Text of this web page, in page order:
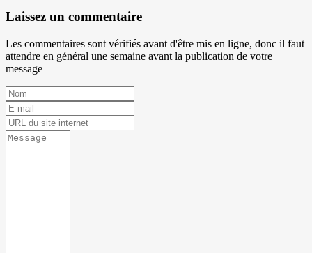
Laissez un commentaire
Les commentaires sont vérifiés avant d'être mis en ligne, donc il faut
attendre en général une semaine avant la publication de votre
message